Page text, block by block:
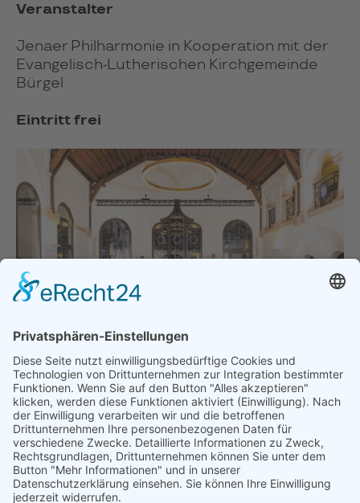
Veranstalter
Jenaer Philharmonie in Kooperation mit der
Evangelisch-Lutherischen Kirchgemeinde
Bürgel
Eintritt frei
Jenaer Madrigalkreis, Foto: JenaKultur, Alexandra Münch